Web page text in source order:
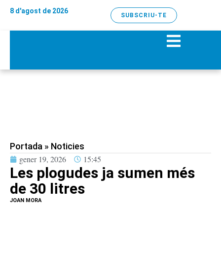
8 d'agost de 2026
SUBSCRIU-TE
Portada » Noticies
gener 19, 2026
15:45
Les plogudes ja sumen més
de 30 litres
JOAN MORA